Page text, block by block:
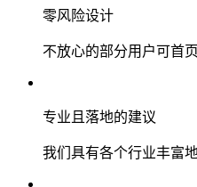
零风险设计
不放心的部分用户可首
专业且落地的建议
我们具有各个行业丰富